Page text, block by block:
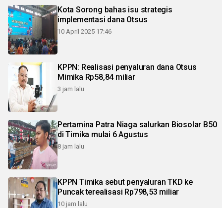
Kota Sorong bahas isu strategis
implementasi dana Otsus
10 April 2025 17:46
KPPN: Realisasi penyaluran dana Otsus
Mimika Rp58,84 miliar
3 jam lalu
Pertamina Patra Niaga salurkan Biosolar B50
di Timika mulai 6 Agustus
8 jam lalu
KPPN Timika sebut penyaluran TKD ke
Puncak terealisasi Rp798,53 miliar
10 jam lalu